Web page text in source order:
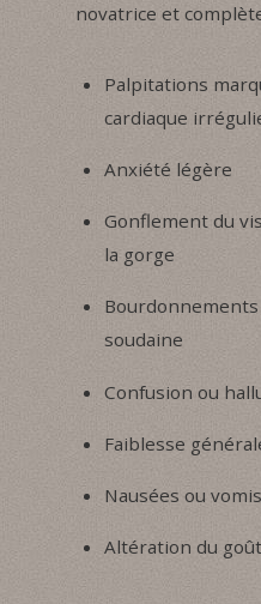
novatrice et
Palpitations
cardiaque
Anxiété légère
Gonflement du
la gorge
soudaine
Confusion ou
Faiblesse
Nausées ou
Altération du goût